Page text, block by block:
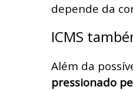
depende da
ICMS
Além da
pressionado